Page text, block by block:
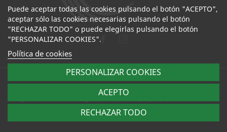
Distribuciones Lull, S.L. | C/ La Pansa, 5-7. Pol. Ind. Les
por
Overlay
Puede aceptar todas las cookies pulsando el botón "ACEPTO",
aceptar sólo las cookies necesarias pulsando el botón
"RECHAZAR TODO" o puede elegirlas pulsando el botón
"PERSONALIZAR COOKIES".
Política de cookies
PERSONALIZAR COOKIES
RECHAZAR TODO
ACEPTO